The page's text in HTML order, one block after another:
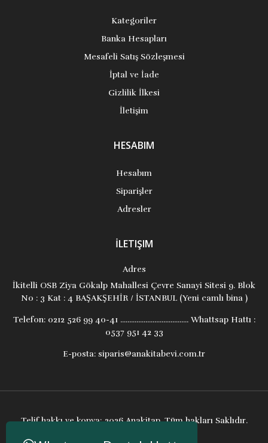
Kategoriler
Banka Hesapları
Mesafeli Satış Sözleşmesi
İptal ve İade
Gizlilik İlkesi
İletişim
HESABIM
Hesabım
Siparişler
Adresler
İLETIŞIM
Adres
İkitelli OSB Ziya Gökalp Mahallesi Çevre Sanayi Sitesi 9. Blok
No : 3 Kat : 4 BAŞAKŞEHİR / İSTANBUL (Yeni camlı bina )
Telefon:0212 526 99 40-41 ...................................... Whattsap Hattı :
0537 951 42 33
E-posta: siparis@anakitabevi.com.tr
Telif hakkı ve kopya; 2026 Anakitap. Tüm hakları Saklıdır.